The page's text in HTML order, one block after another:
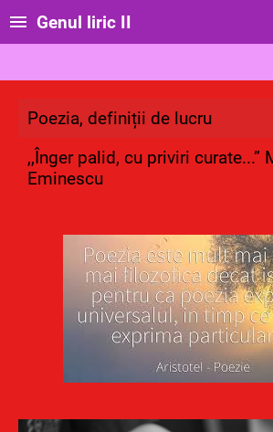
Genul liric II
Poezia, definiții de lucru
,,Înger palid, cu priviri curate...”
Eminescu